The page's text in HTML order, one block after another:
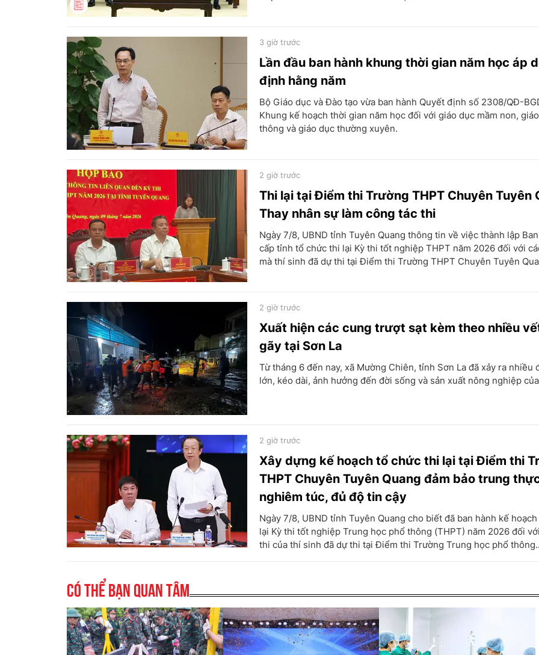
Lần đầu ban hành khung thời gian năm học áp
định hằng năm
3 giờ trước
Bộ Giáo dục và Đào tạo vừa ban hành Quyết định số 2308/QĐ-
Khung kế hoạch thời gian năm học đối với giáo dục mầm non,
thông và giáo dục thường xuyên.
Thi lại tại Điểm thi Trường THPT Chuyên Tuyên
Thay nhân sự làm công tác thi
2 giờ trước
Ngày 7/8, UBND tỉnh Tuyên Quang thông tin về việc thành lập
cấp tỉnh tổ chức thi lại Kỳ thi tốt nghiệp THPT năm 2026 đối với
mà thí sinh đã dự thi tại Điểm thi Trường THPT Chuyên Tuyên
Xuất hiện các cung trượt sạt kèm theo nhiều
gãy tại Sơn La
2 giờ trước
Từ tháng 6 đến nay, xã Mường Chiên, tỉnh Sơn La đã xảy ra nhiều
lớn, kéo dài, ảnh hưởng đến đời sống và sản xuất nông nghiệp
Xây dựng kế hoạch tổ chức thi lại tại Điểm thi
THPT Chuyên Tuyên Quang đảm bảo trung
nghiêm túc, đủ độ tin cậy
2 giờ trước
Ngày 7/8, UBND tỉnh Tuyên Quang cho biết đã ban hành kế
lại Kỳ thi tốt nghiệp Trung học phổ thông (THPT) năm 2026 đối
thi của thí sinh đã dự thi tại Điểm thi Trường Trung học phổ
Có thể bạn quan tâm